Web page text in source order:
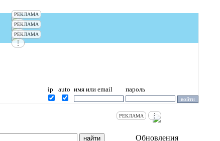
РЕКЛАМА
⋮
РЕКЛАМА
⋮
РЕКЛАМА
⋮
ip auto имя или email пароль
РЕКЛАМА ⋮
Обновления